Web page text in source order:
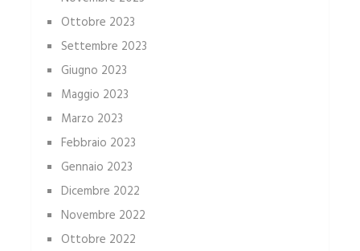
Ottobre 2023
Settembre 2023
Giugno 2023
Maggio 2023
Marzo 2023
Febbraio 2023
Gennaio 2023
Dicembre 2022
Novembre 2022
Ottobre 2022